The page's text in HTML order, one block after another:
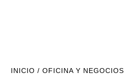
INICIO /OFICINA Y NEGOCIOS